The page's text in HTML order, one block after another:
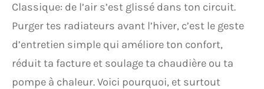
Classique: de l’air s’est glissé dans ton circuit.
Purger tes radiateurs avant l’hiver, c’est le geste
d’entretien simple qui améliore ton confort,
réduit ta facture et soulage ta chaudière ou ta
pompe à chaleur. Voici pourquoi, et surtout